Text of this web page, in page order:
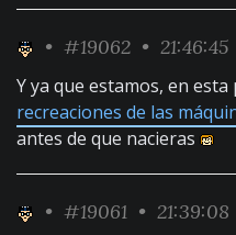
• #19062 • 21:46:45
Y ya que estamos, en
recreaciones de las
antes de que nacieras
• #19061 •